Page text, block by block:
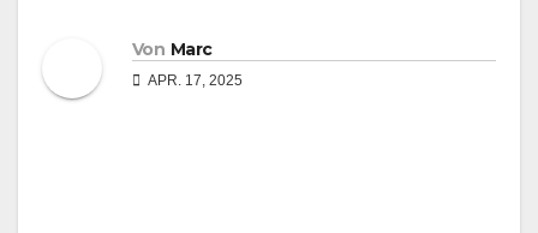
Von Marc
APR. 17, 2025